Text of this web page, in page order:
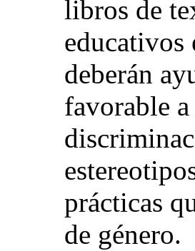
libros de
educativos
deberán
favorable
prácticas
de género.